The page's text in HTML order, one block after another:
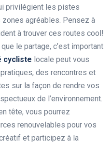
privilégient les pistes
agréables. Pensez à
à trouver ces routes cool!
le partage, c’est important
cycliste locale peut vous
des rencontres et
sur la façon de rendre vos
de l’environnement.
tête, vous pourrez
renouvelables pour vos
et participez à la